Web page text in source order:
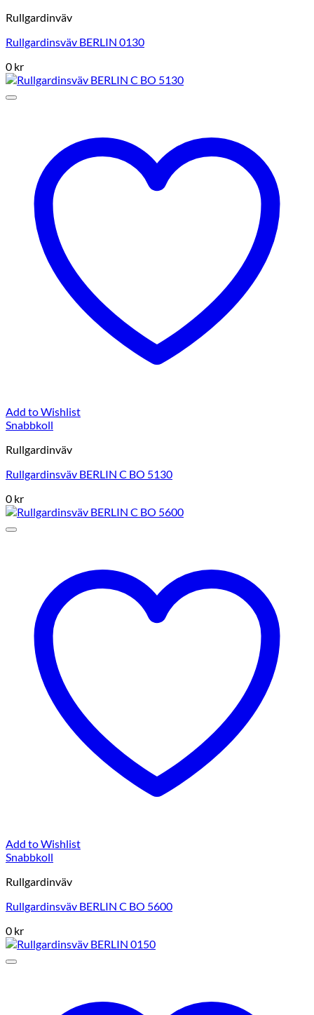
Rullgardinväv
Rullgardinsväv BERLIN 0130
0 kr
Add to Wishlist
Snabbkoll
Rullgardinväv
Rullgardinsväv BERLIN C BO 5130
0 kr
Add to Wishlist
Snabbkoll
Rullgardinväv
Rullgardinsväv BERLIN C BO 5600
0 kr